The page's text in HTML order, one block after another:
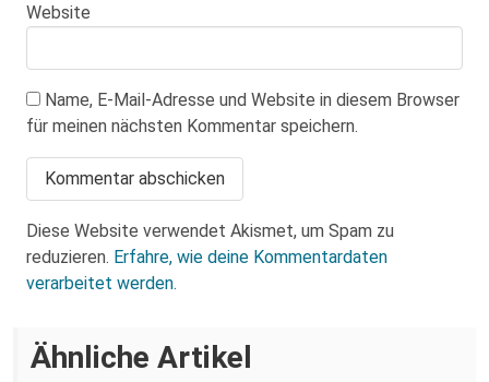
Website
Name, E-Mail-Adresse und Website in diesem Browser
für meinen nächsten Kommentar speichern.
Diese Website verwendet Akismet, um Spam zu
reduzieren. Erfahre, wie deine Kommentardaten
verarbeitet werden.
Ähnliche Artikel